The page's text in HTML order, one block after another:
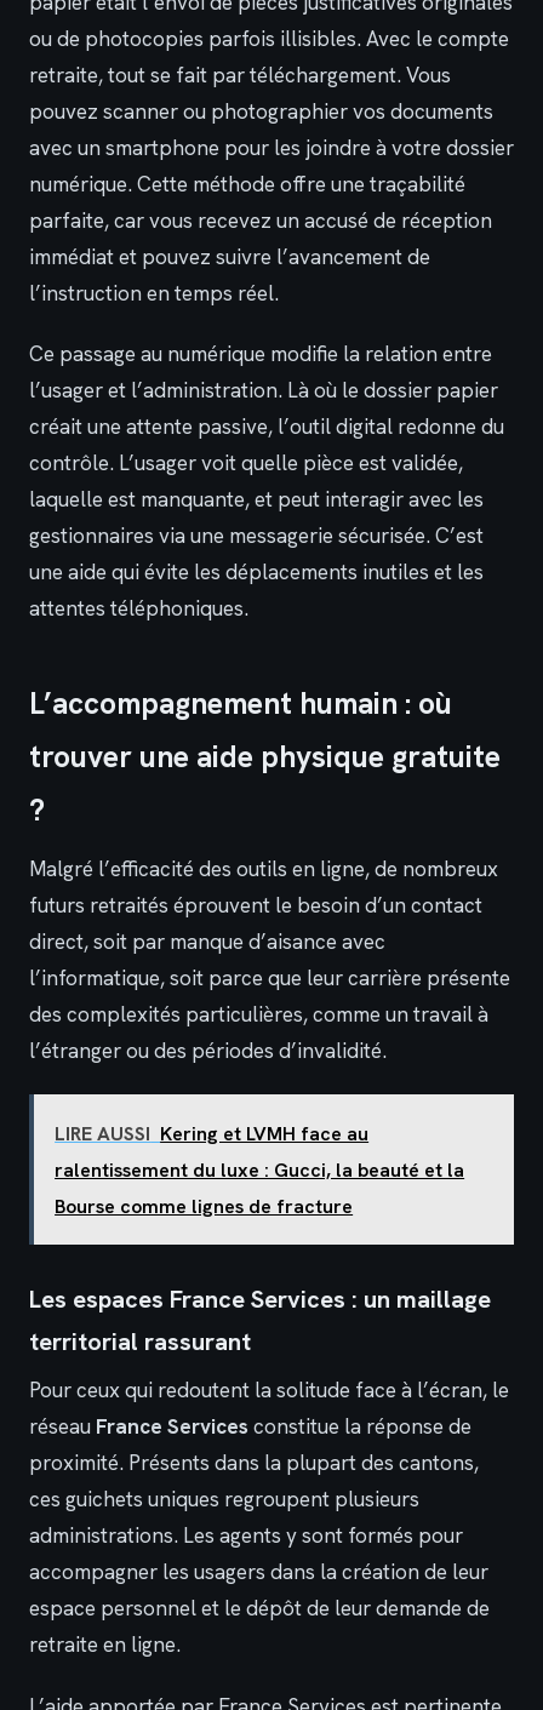
ou de photocopies parfois illisibles. Avec le compte
retraite, tout se fait par téléchargement. Vous
pouvez scanner ou photographier vos documents
avec un smartphone pour les joindre à votre dossier
numérique. Cette méthode offre une traçabilité
parfaite, car vous recevez un accusé de réception
immédiat et pouvez suivre l’avancement de
l’instruction en temps réel.
Ce passage au numérique modifie la relation entre
l’usager et l’administration. Là où le dossier papier
créait une attente passive, l’outil digital redonne du
contrôle. L’usager voit quelle pièce est validée,
laquelle est manquante, et peut interagir avec les
gestionnaires via une messagerie sécurisée. C’est
une aide qui évite les déplacements inutiles et les
attentes téléphoniques.
L’accompagnement humain : où
trouver une aide physique gratuite
?
Malgré l’efficacité des outils en ligne, de nombreux
futurs retraités éprouvent le besoin d’un contact
direct, soit par manque d’aisance avec
l’informatique, soit parce que leur carrière présente
des complexités particulières, comme un travail à
l’étranger ou des périodes d’invalidité.
LIRE AUSSI Kering et LVMH face au
ralentissement du luxe : Gucci, la beauté et la
Bourse comme lignes de fracture
Les espaces France Services : un maillage
territorial rassurant
Pour ceux qui redoutent la solitude face à l’écran, le
réseau France Services constitue la réponse de
proximité. Présents dans la plupart des cantons,
ces guichets uniques regroupent plusieurs
administrations. Les agents y sont formés pour
accompagner les usagers dans la création de leur
espace personnel et le dépôt de leur demande de
retraite en ligne.